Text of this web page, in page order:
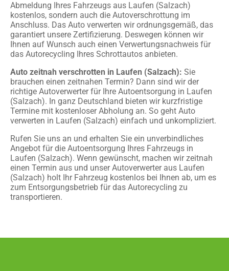
Abmeldung Ihres Fahrzeugs aus Laufen (Salzach)
kostenlos, sondern auch die Autoverschrottung im
Anschluss. Das Auto verwerten wir ordnungsgemäß, das
garantiert unsere Zertifizierung. Deswegen können wir
Ihnen auf Wunsch auch einen Verwertungsnachweis für
das Autorecycling Ihres Schrottautos anbieten.
Auto zeitnah verschrotten in Laufen (Salzach): Sie
brauchen einen zeitnahen Termin? Dann sind wir der
richtige Autoverwerter für Ihre Autoentsorgung in Laufen
(Salzach). In ganz Deutschland bieten wir kurzfristige
Termine mit kostenloser Abholung an. So geht Auto
verwerten in Laufen (Salzach) einfach und unkompliziert.
Rufen Sie uns an und erhalten Sie ein unverbindliches
Angebot für die Autoentsorgung Ihres Fahrzeugs in
Laufen (Salzach). Wenn gewünscht, machen wir zeitnah
einen Termin aus und unser Autoverwerter aus Laufen
(Salzach) holt Ihr Fahrzeug kostenlos bei Ihnen ab, um es
zum Entsorgungsbetrieb für das Autorecycling zu
transportieren.